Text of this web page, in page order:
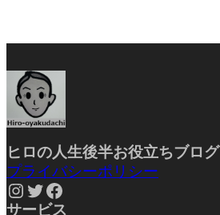
ヒロの人生後半お役立ちブログ
プライバシーポリシー
Instagram Twitter Facebook
サービス